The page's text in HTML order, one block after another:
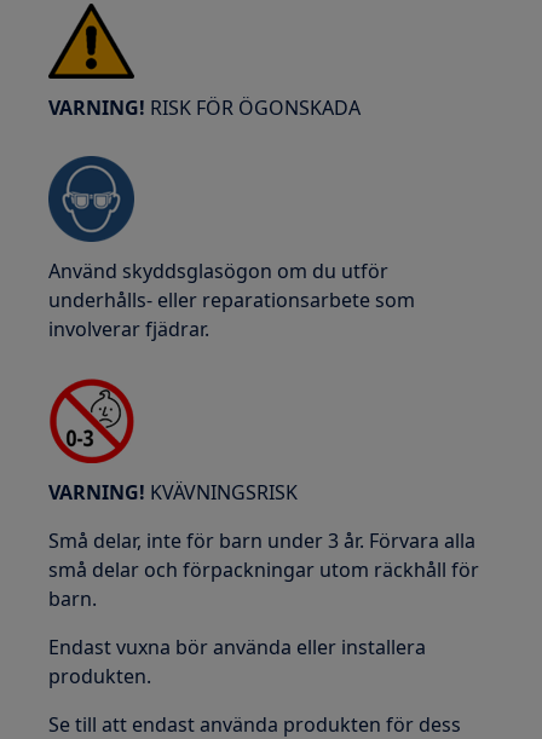
VARNING! RISK FÖR ÖGONSKADA
Använd skyddsglasögon om du utför
underhålls- eller reparationsarbete som
involverar fjädrar.
VARNING! KVÄVNINGSRISK
Små delar, inte för barn under 3 år. Förvara alla
små delar och förpackningar utom räckhåll för
barn.
Endast vuxna bör använda eller installera
produkten.
Se till att endast använda produkten för dess